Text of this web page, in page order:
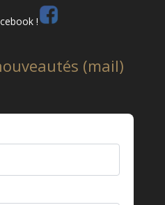
!
(mail)